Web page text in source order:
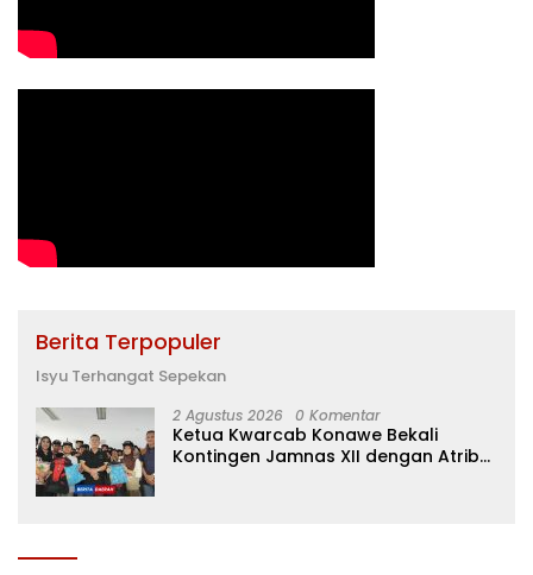
Berita Terpopuler
Isyu Terhangat Sepekan
2 Agustus 2026 0 Komentar
Ketua Kwarcab Konawe Bekali
Kontingen Jamnas XII dengan Atribut